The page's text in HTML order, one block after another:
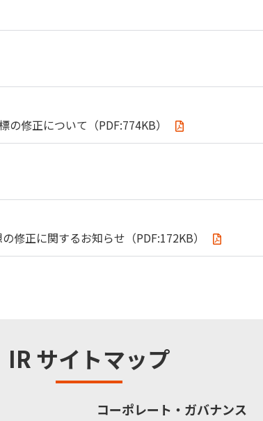
の修正について（PDF:774KB）
修正に関するお知らせ（PDF:172KB）
IR サイトマップ
コーポレート・ガバナンス